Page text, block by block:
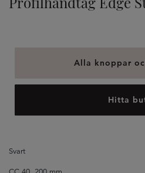
Alla knoppar
Hitta
Svart